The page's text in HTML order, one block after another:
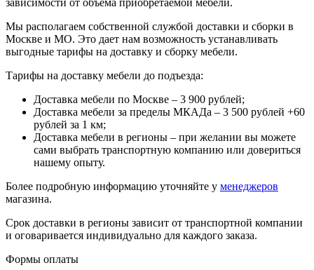
Мы располагаем собственной службой доставки и сборки в
Москве и МО. Это дает нам возможность устанавливать
выгодные тарифы на доставку и сборку мебели.
Тарифы на доставку мебели до подъезда:
Доставка мебели по Москве – 3 900 рублей;
Доставка мебели за пределы МКАДа – 3 500 рублей +60
рублей за 1 км;
Доставка мебели в регионы – при желании вы можете
сами выбрать транспортную компанию или довериться
нашему опыту.
Более подробную информацию уточняйте у менеджеров
магазина.
Срок доставки в регионы зависит от транспортной компании
и оговаривается индивидуально для каждого заказа.
Формы оплаты